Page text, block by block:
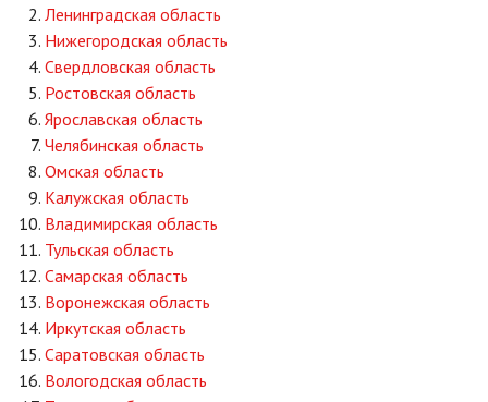
Ленинградская область
Нижегородская область
Свердловская область
Ростовская область
Ярославская область
Челябинская область
Омская область
Калужская область
Владимирская область
Тульская область
Самарская область
Воронежская область
Иркутская область
Саратовская область
Вологодская область